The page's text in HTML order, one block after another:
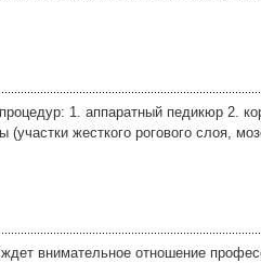
1. аппаратный педикюр 2.
(участки жесткого рогового слоя,
внимательное отношение